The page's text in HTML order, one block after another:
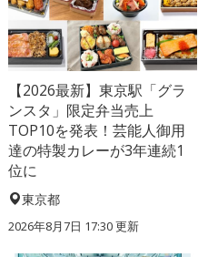
【2026最新】東京駅「グラ
ンスタ」限定弁当売上
TOP10を発表！芸能人御用
達の特製カレーが3年連続1
位に
東京都
2026年8月7日 17:30更新